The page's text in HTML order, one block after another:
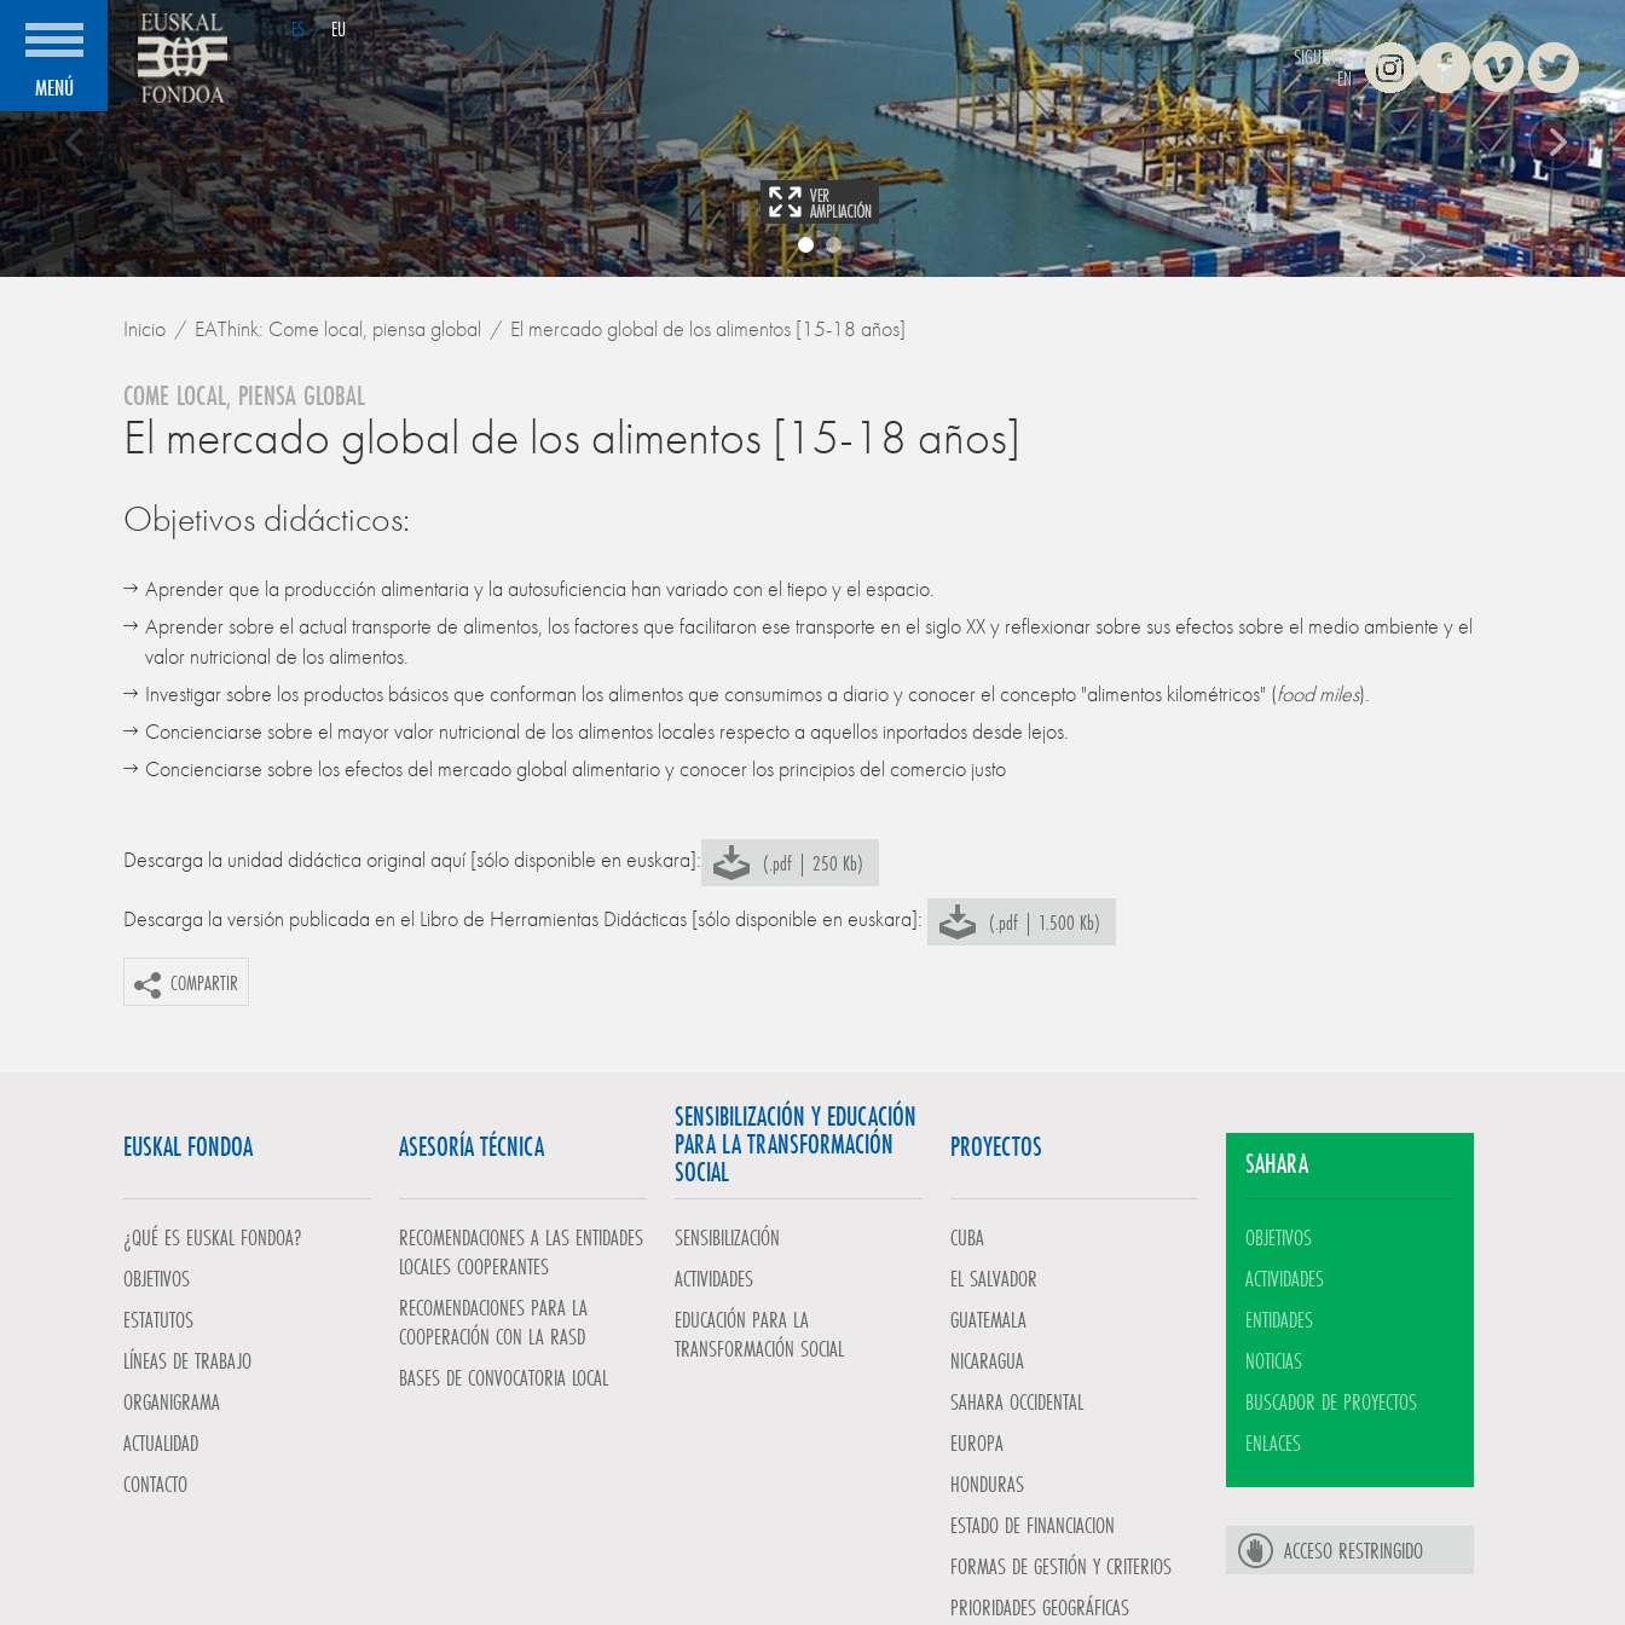
MENÚ
ES / EU
SÍGUENOS
EN
InstagramFacebookVimeoTwitter
Inicio EAThink: Come local, piensa global El mercado global de los alimentos [15-18 años]
COME LOCAL, PIENSA GLOBAL
El mercado global de los alimentos [15-18 años]
Objetivos didácticos:
Aprender que la producción alimentaria y la autosuficiencia han variado con el tiepo y el espacio.
Aprender sobre el actual transporte de alimentos, los factores que facilitaron ese transporte en el siglo XX y reflexionar sobre sus efectos sobre el medio ambiente y el
valor nutricional de los alimentos.
Investigar sobre los productos básicos que conforman los alimentos que consumimos a diario y conocer el concepto "alimentos kilométricos" (food miles).
Concienciarse sobre el mayor valor nutricional de los alimentos locales respecto a aquellos inportados desde lejos.
Concienciarse sobre los efectos del mercado global alimentario y conocer los principios del comercio justo
Descarga la unidad didáctica original aquí [sólo disponible en euskara]: (.pdf | 250 Kb)
Descarga la versión publicada en el Libro de Herramientas Didácticas [sólo disponible en euskara]: (.pdf | 1.500 Kb)
COMPARTIR
EUSKAL FONDOA
¿QUÉ ES EUSKAL FONDOA?
OBJETIVOS
ESTATUTOS
LÍNEAS DE TRABAJO
ORGANIGRAMA
ACTUALIDAD
CONTACTO
ASESORÍA TÉCNICA
RECOMENDACIONES A LAS ENTIDADES
LOCALES COOPERANTES
RECOMENDACIONES PARA LA
COOPERACIÓN CON LA RASD
BASES DE CONVOCATORIA LOCAL
SENSIBILIZACIÓN Y EDUCACIÓN
PARA LA TRANSFORMACIÓN
SOCIAL
SENSIBILIZACIÓN
ACTIVIDADES
EDUCACIÓN PARA LA
TRANSFORMACIÓN SOCIAL
PROYECTOS
CUBA
EL SALVADOR
GUATEMALA
NICARAGUA
SAHARA OCCIDENTAL
EUROPA
HONDURAS
ESTADO DE FINANCIACION
FORMAS DE GESTIÓN Y CRITERIOS
PRIORIDADES GEOGRÁFICAS
SAHARA
OBJETIVOS
ACTIVIDADES
ENTIDADES
NOTICIAS
BUSCADOR DE PROYECTOS
ENLACES
ACCESO RESTRINGIDO